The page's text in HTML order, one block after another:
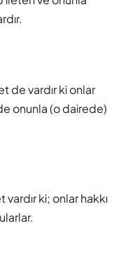
de vardır ki onlar
onunla (o dairede)
vardır ki; onlar hakkı